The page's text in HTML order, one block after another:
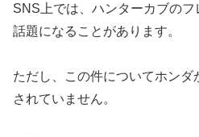
SNS上では、ハンターカブの
話題になることがあります。
ただし、この件についてホン
されていません。